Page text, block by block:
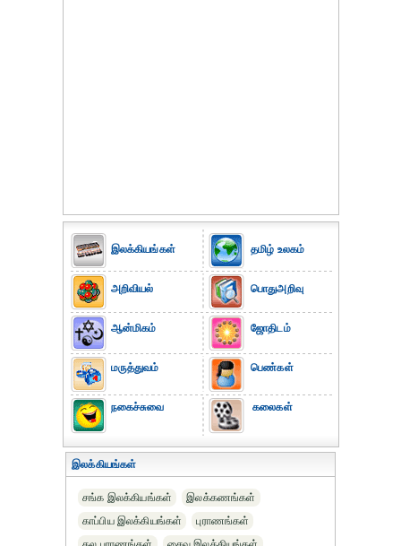
இலக்கியங்கள்
அறிவியல்
ஆன்மிகம்
மருத்துவம்
நகைச்சுவை
தமிழ் உலகம்
பொதுஅறிவு
ஜோதிடம்
பெண்கள்
கலைகள்
இலக்கியங்கள்
சங்க இலக்கியங்கள்
இலக்கணங்கள்
காப்பிய இலக்கியங்கள்
புராணங்கள்